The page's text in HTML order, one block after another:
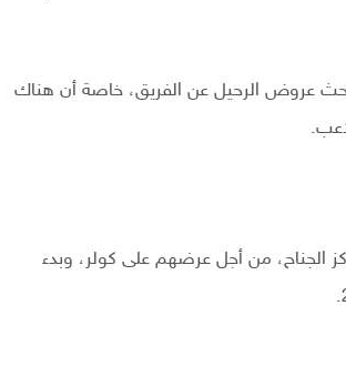
عروض الرحيل عن الفريق، خاصة أن هناك
الجناح، من أجل عرضهم على كولر، وبدء